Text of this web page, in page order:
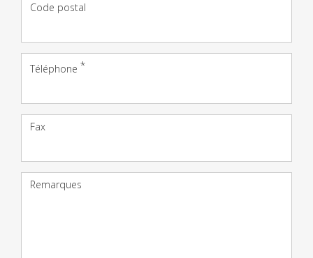
Code postal
Téléphone
Fax
Remarques